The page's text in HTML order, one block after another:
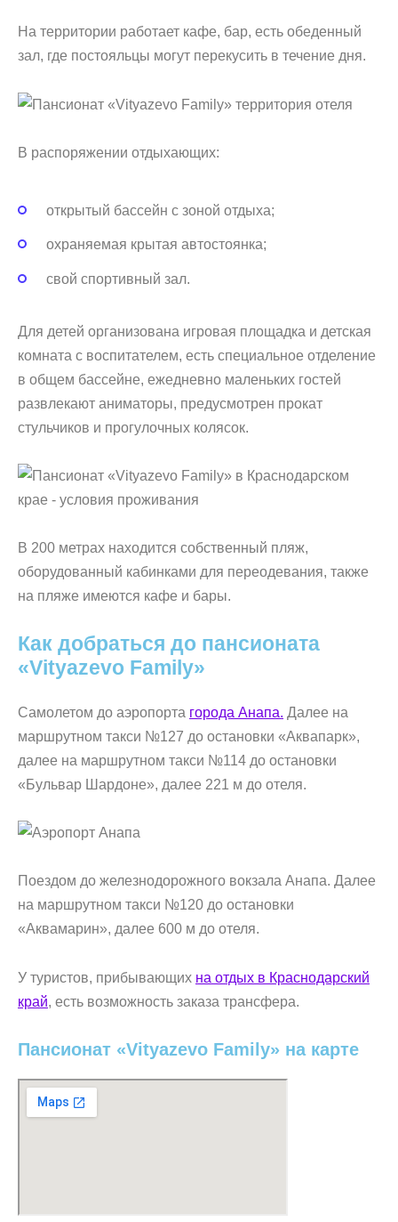
На территории работает кафе, бар, есть обеденный
зал, где постояльцы могут перекусить в течение дня.
В распоряжении отдыхающих:
открытый бассейн с зоной отдыха;
охраняемая крытая автостоянка;
свой спортивный зал.
Для детей организована игровая площадка и детская
комната с воспитателем, есть специальное отделение
в общем бассейне, ежедневно маленьких гостей
развлекают аниматоры, предусмотрен прокат
стульчиков и прогулочных колясок.
В 200 метрах находится собственный пляж,
оборудованный кабинками для переодевания, также
на пляже имеются кафе и бары.
Как добраться до пансионата
«Vityazevo Family»
Самолетом до аэропорта города Анапа. Далее на
маршрутном такси №127 до остановки «Аквапарк»,
далее на маршрутном такси №114 до остановки
«Бульвар Шардоне», далее 221 м до отеля.
Поездом до железнодорожного вокзала Анапа. Далее
на маршрутном такси №120 до остановки
«Аквамарин», далее 600 м до отеля.
У туристов, прибывающих на отдых в Краснодарский
край, есть возможность заказа трансфера.
Пансионат «Vityazevo Family» на карте